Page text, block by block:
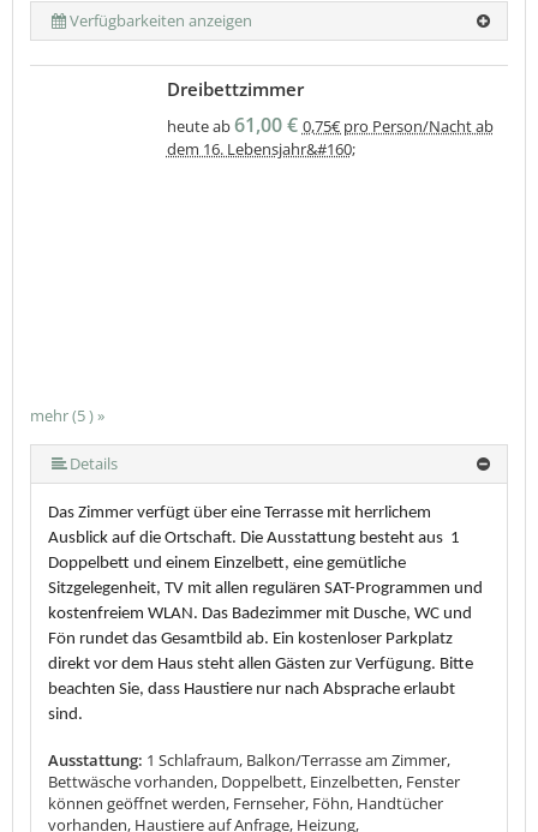
Verfügbarkeiten anzeigen
mehr (5 ) »
mehr (5 ) »
Dreibettzimmer
heute ab61,00 € 0,75€ pro Person/Nacht ab
dem 16. Lebensjahr&#160;
Details
Das Zimmer verfügt über eine Terrasse mit herrlichem
Ausblick auf die Ortschaft. Die Ausstattung besteht aus 1
Doppelbett und einem Einzelbett, eine gemütliche
Sitzgelegenheit, TV mit allen regulären SAT-Programmen und
kostenfreiem WLAN. Das Badezimmer mit Dusche, WC und
Fön rundet das Gesamtbild ab. Ein kostenloser Parkplatz
direkt vor dem Haus steht allen Gästen zur Verfügung. Bitte
beachten Sie, dass Haustiere nur nach Absprache erlaubt
sind.
Ausstattung: 1 Schlafraum, Balkon/Terrasse am Zimmer,
Bettwäsche vorhanden, Doppelbett, Einzelbetten, Fenster
können geöffnet werden, Fernseher, Föhn, Handtücher
vorhanden, Haustiere auf Anfrage, Heizung,